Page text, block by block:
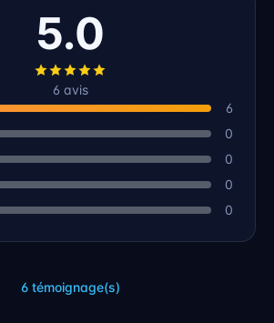
5.0
6 avis
6
0
0
0
0
6 témoignage(s)